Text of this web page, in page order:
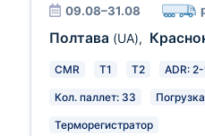
09.08–31.08
Полтава (UA),
CMR T1 T2 ADR:
Кол. паллет: 33
Терморегистратор